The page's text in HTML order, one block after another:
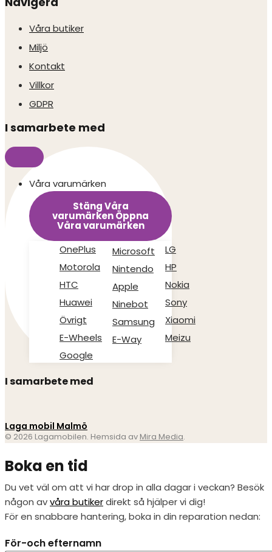
Våra butiker
Miljö
Kontakt
Villkor
GDPR
I samarbete med
Våra varumärken
Stäng Våra
varumärkenÖppna
Våra varumärken
OnePlus
Motorola
HTC
Huawei
Övrigt
E-Wheels
Google
Microsoft
Nintendo
Apple
Ninebot
Samsung
E-Way
LG
HP
Nokia
Sony
Xiaomi
Meizu
I samarbete med
Laga mobil Malmö
© 2026 Lagamobilen. Hemsida av Mira Media.
Boka en tid
Du vet väl om att vi har drop in alla dagar i veckan? Besök
någon avvåra butikerdirekt så hjälper vi dig!
För en snabbare hantering, boka in din reparation nedan:
För-och efternamn